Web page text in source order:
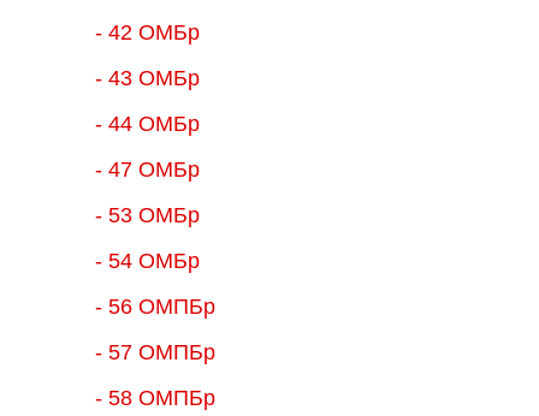
- 42 ОМБр
- 43 ОМБр
- 44 ОМБр
- 47 ОМБр
- 53 ОМБр
- 54 ОМБр
- 56 ОМПБр
- 57 ОМПБр
- 58 ОМПБр